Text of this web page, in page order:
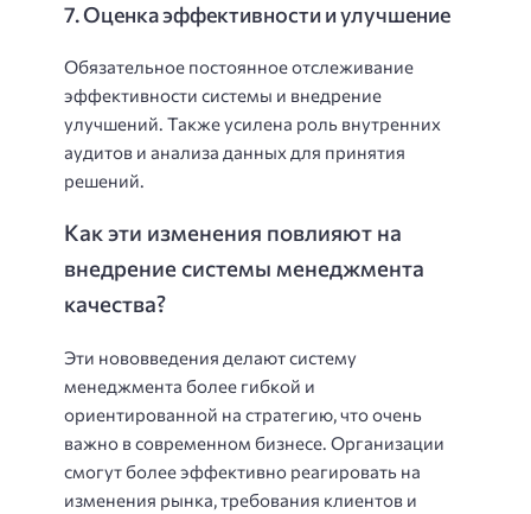
7. Оценка эффективности и улучшение
Обязательное постоянное отслеживание
эффективности системы и внедрение
улучшений. Также усилена роль внутренних
аудитов и анализа данных для принятия
решений.
Как эти изменения повлияют на
внедрение системы менеджмента
качества?
Эти нововведения делают систему
менеджмента более гибкой и
ориентированной на стратегию, что очень
важно в современном бизнесе. Организации
смогут более эффективно реагировать на
изменения рынка, требования клиентов и